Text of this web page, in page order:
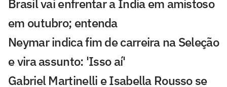
Brasil vai enfrentar a Índia em amistoso
em outubro; entenda
Neymar indica fim de carreira na Seleção
e vira assunto: 'Isso aí'
Gabriel Martinelli e Isabella Rousso se